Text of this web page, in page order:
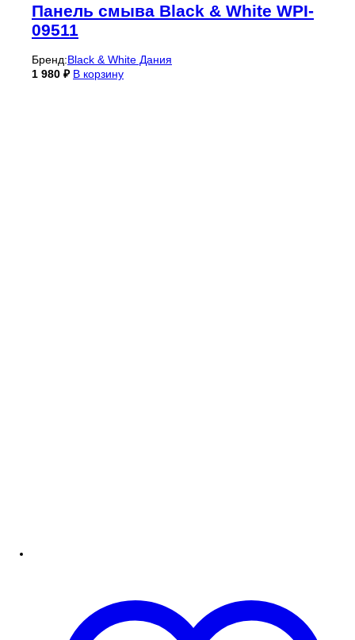
Панель смыва Black & White WPI-
09511
Бренд:Black & White Дания
1 980 ₽ В корзину